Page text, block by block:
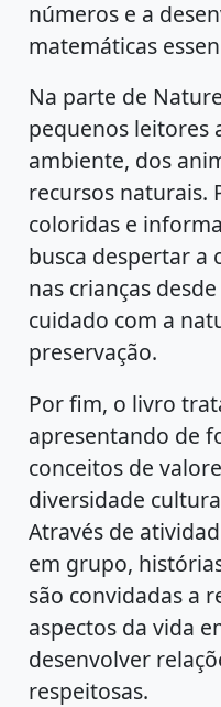
números e a
matemáticas
Na parte de
pequenos leitores
ambiente, dos
recursos naturais.
coloridas e
busca despertar a
nas crianças
cuidado com a
preservação.
Por fim, o livro
apresentando de
conceitos de
diversidade
Através de
em grupo,
são convidadas a
aspectos da vida
desenvolver
respeitosas.